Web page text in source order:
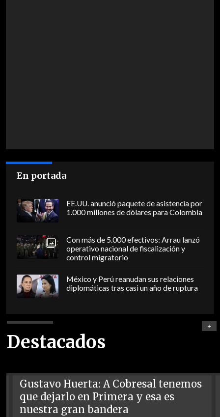
En portada
EE.UU. anunció paquete de asistencia por
1.000 millones de dólares para Colombia
Con más de 5.000 efectivos: Arrau lanzó
operativo nacional de fiscalización y
control migratorio
México y Perú reanudan sus relaciones
diplomáticas tras casi un año de ruptura
Destacados
+
Gustavo Huerta: A Cobresal tenemos
que dejarlo en Primera y esa es
nuestra gran bandera